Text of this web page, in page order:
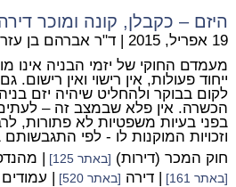
היזם – כקבלן, קונה ומוכר
19 אפריל, 2015 | ד"ר אברהם בן
מעמדם החוקי של יזמי הבניה אינו
ייחוד פעולות, אין רישוי ואין רישום.
לקום בבוקר ולהחליט שיהיה יזם
הכשרה. אין פלא שבמצב זה –
בפני בעיות משפטיות לא פתורות,
וזכויות המוקנות לו - לפי
חוק המכר (דירות) [באתר 125] |
[באתר 161] | דירה [באתר 520] | עמודים